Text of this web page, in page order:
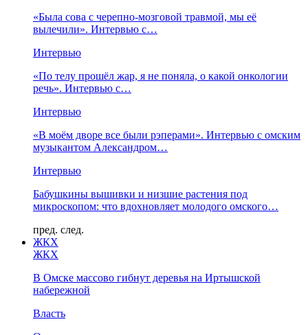
«Была сова с черепно-мозговой травмой, мы её
вылечили». Интервью с…
Интервью
«По телу прошёл жар, я не поняла, о какой онкологии
речь». Интервью с…
Интервью
«В моём дворе все были рэперами». Интервью с омским
музыкантом Александром…
Интервью
Бабушкины вышивки и низшие растения под
микроскопом: что вдохновляет молодого омского…
пред. след.
ЖКХ
ЖКХ
В Омске массово гибнут деревья на Иртышской
набережной
Власть